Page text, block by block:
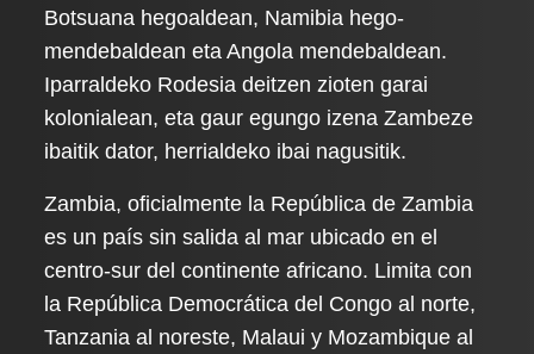
Botsuana hegoaldean, Namibia hego-
mendebaldean eta Angola mendebaldean.
Iparraldeko Rodesia deitzen zioten garai
kolonialean, eta gaur egungo izena Zambeze
ibaitik dator, herrialdeko ibai nagusitik.
Zambia, oficialmente la República de Zambia
es un país sin salida al mar ubicado en el
centro-sur del continente africano. Limita con
la República Democrática del Congo al norte,
Tanzania al noreste, Malaui y Mozambique al